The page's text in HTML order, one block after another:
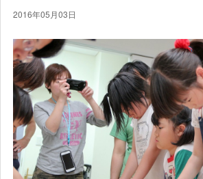
2016年05月03日